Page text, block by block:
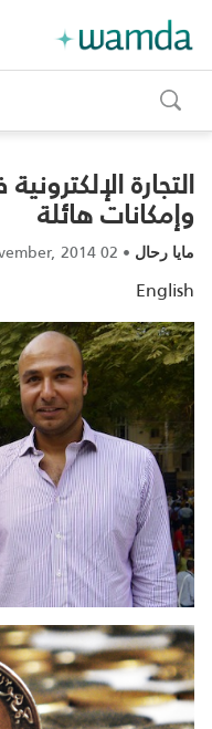
toggle
search
التجارة
وإمكانات هائلة
مايا رحال •
02 November, 2014
English